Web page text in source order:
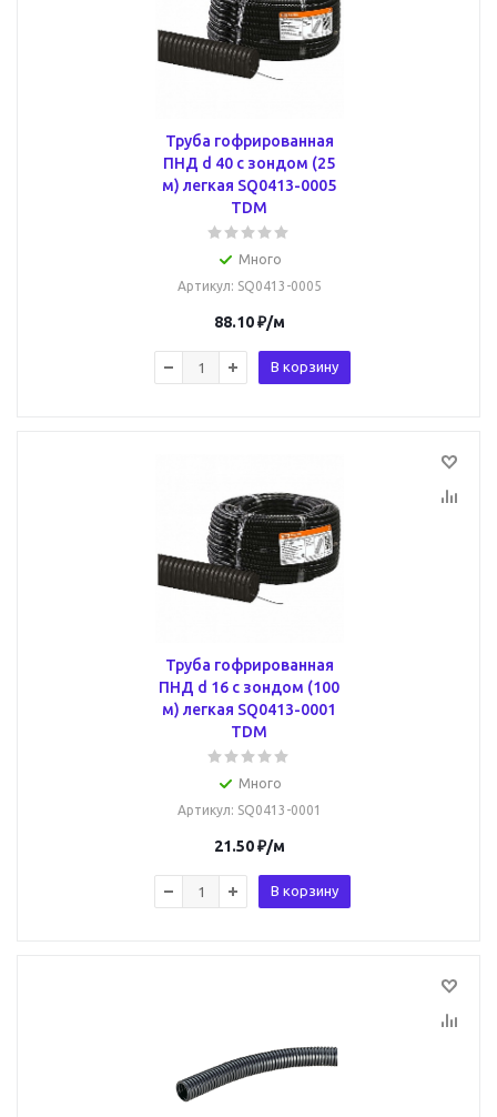
Труба гофрированная
ПНД d 40 с зондом (25
м) легкая SQ0413-0005
TDM
Много
Артикул: SQ0413-0005
88.10₽/м
В корзину
Труба гофрированная
ПНД d 16 с зондом (100
м) легкая SQ0413-0001
TDM
Много
Артикул: SQ0413-0001
21.50₽/м
В корзину